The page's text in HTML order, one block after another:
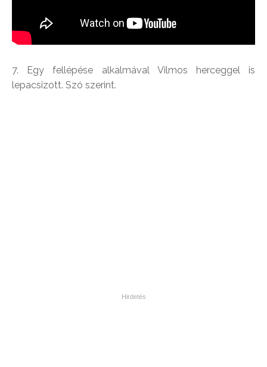
7. Egy fellépése alkalmával Vilmos herceggel is
lepacsizott. Szó szerint.